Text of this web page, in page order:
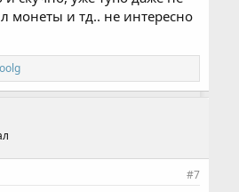
монеты и тд.. не интересно
#7